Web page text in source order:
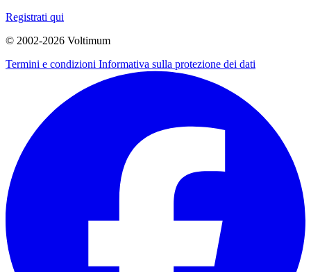
Registrati qui
© 2002-2026 Voltimum
Termini e condizioni Informativa sulla protezione dei dati